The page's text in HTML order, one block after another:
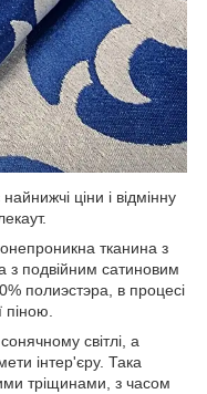
ціни і відмінну
тканина з
з подвійним сатиновим
полиэстэра, в процесі
піною.
світлі, а
інтер'єру. Така
тріщинами, з часом